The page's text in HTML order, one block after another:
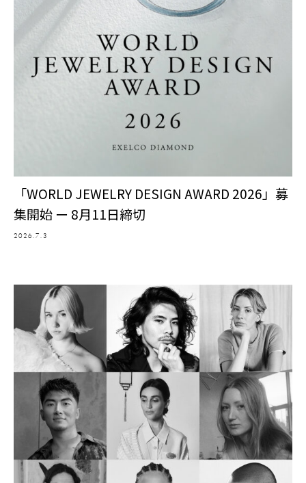
「WORLD JEWELRY DESIGN AWARD 2026」募
集開始 ー 8月11日締切
2026.7.3